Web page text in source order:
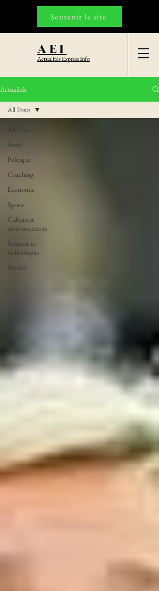
AEI
Actualités Express Info
Soutenir le site
Actualités
All Posts
Santé
Politique
Coaching
Economie
Sports
Culture et
divertissements
Sciences et
technologies
Société
All Posts